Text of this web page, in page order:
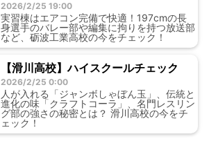
2026/2/25 19:00
実習棟はエアコン完備で快適！197cmの長
身選手のバレー部や編集に拘りを持つ放送部
など、砺波工業高校の今をチェック！
【滑川高校】ハイスクールチェック
2026/2/25 0:00
人が入れる「ジャンボしゃぼん玉」、伝統と
進化の味「クラフトコーラ」、名門レスリン
グ部の強さの秘密とは？ 滑川高校の今をチ
ェック！